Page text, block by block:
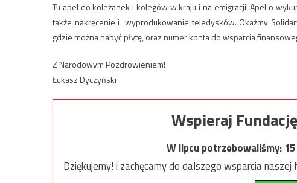
Tu apel do koleżanek i kolegów w kraju i na emigracji! Apel o
także nakręcenie i wyprodukowanie teledysków. Okażmy
gdzie można nabyć płytę, oraz numer konta do wsparcia
Z Narodowym Pozdrowieniem!
Łukasz Dyczyński
Wspieraj
W lipcu potrzebowaliśmy:
Dziękujemy! i zachęcamy do dalszego wsparcia naszej